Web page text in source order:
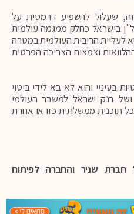
זה, שעלול להשפיע דרמטית על
בישראל כחלק ממגמה עולמית
לעליית הריבית העולמית במטרה
וצמצום הצריכה הפרטית
בעיניי והוא לא בא לידי ביטוי
בנק ישראל למשבר העולמי
תוכנית ממשלתית כזו או אחרת
שניר והחברה לפיתוח